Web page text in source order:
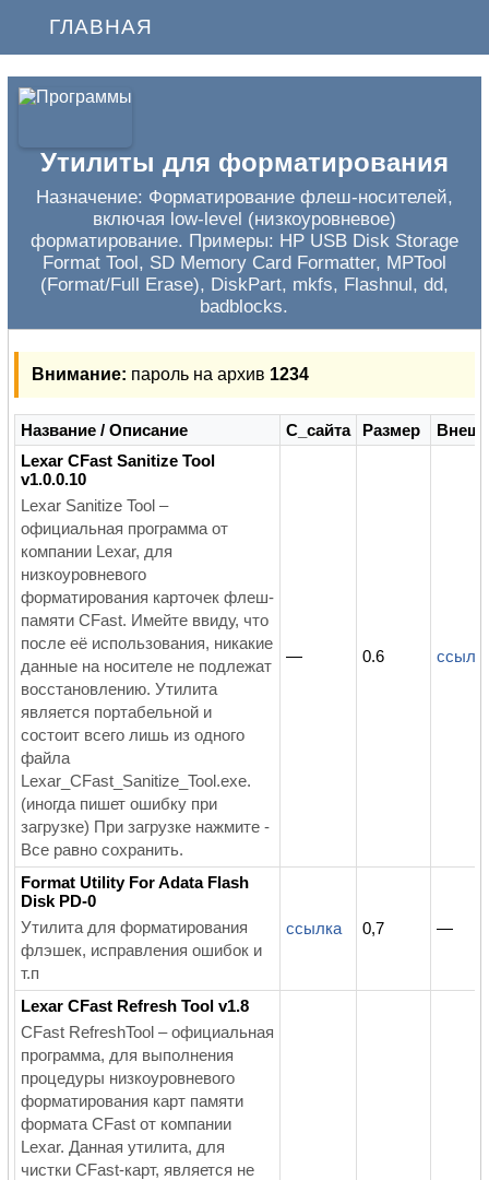
ГЛАВНАЯ
Утилиты для форматирования
Назначение: Форматирование флеш-носителей,
включая low-level (низкоуровневое)
форматирование. Примеры: HP USB Disk Storage
Format Tool, SD Memory Card Formatter, MPTool
(Format/Full Erase), DiskPart, mkfs, Flashnul, dd,
badblocks.
Внимание: пароль на архив 1234
Название / Описание С_сайта Размер
Lexar CFast Sanitize Tool
v1.0.0.10
Lexar Sanitize Tool –
официальная программа от
компании Lexar, для
низкоуровневого
форматирования карточек флеш-
памяти CFast. Имейте ввиду, что
после её использования, никакие
данные на носителе не подлежат
восстановлению. Утилита
является портабельной и
состоит всего лишь из одного
файла
Lexar_CFast_Sanitize_Tool.exe.
(иногда пишет ошибку при
загрузке) При загрузке нажмите -
Все равно сохранить.
— 0.6
Format Utility For Adata Flash
Disk PD-0
Утилита для форматирования
флэшек, исправления ошибок и
т.п
ссылка 0,7 —
Lexar CFast Refresh Tool v1.8
CFast RefreshTool – официальная
программа, для выполнения
процедуры низкоуровневого
форматирования карт памяти
формата CFast от компании
Lexar. Данная утилита, для
чистки CFast-карт, является не